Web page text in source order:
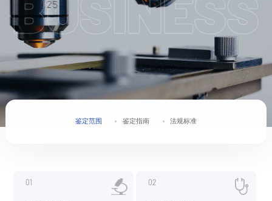
鉴定范围 鉴定指南 法规标准
01 02